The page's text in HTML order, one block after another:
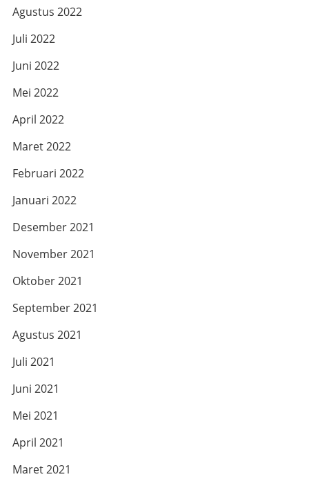
Agustus 2022
Juli 2022
Juni 2022
Mei 2022
April 2022
Maret 2022
Februari 2022
Januari 2022
Desember 2021
November 2021
Oktober 2021
September 2021
Agustus 2021
Juli 2021
Juni 2021
Mei 2021
April 2021
Maret 2021